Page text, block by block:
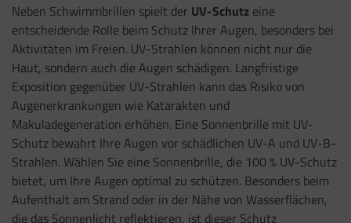
Neben Schwimmbrillen spielt der UV-Schutz eine
entscheidende Rolle beim Schutz Ihrer Augen, besonders bei
Aktivitäten im Freien. UV-Strahlen können nicht nur die
Haut, sondern auch die Augen schädigen. Langfristige
Exposition gegenüber UV-Strahlen kann das Risiko von
Augenerkrankungen wie Katarakten und
Makuladegeneration erhöhen. Eine Sonnenbrille mit UV-
Schutz bewahrt Ihre Augen vor schädlichen UV-A und UV-B-
Strahlen. Wählen Sie eine Sonnenbrille, die 100 % UV-Schutz
bietet, um Ihre Augen optimal zu schützen. Besonders beim
Aufenthalt am Strand oder in der Nähe von Wasserflächen,
die das Sonnenlicht reflektieren, ist dieser Schutz